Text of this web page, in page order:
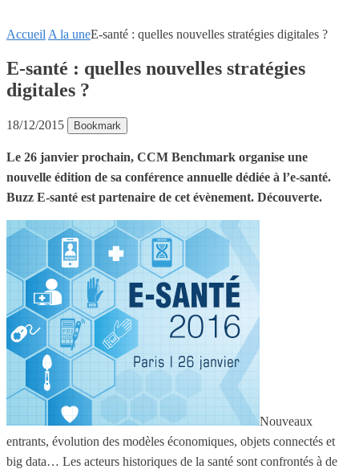
Accueil A la uneE-santé : quelles nouvelles stratégies digitales ?
E-santé : quelles nouvelles stratégies
digitales ?
18/12/2015 Bookmark
Le 26 janvier prochain, CCM Benchmark organise une
nouvelle édition de sa conférence annuelle dédiée à l’e-santé.
Buzz E-santé est partenaire de cet évènement. Découverte.
Nouveaux
entrants, évolution des modèles économiques, objets connectés et
big data… Les acteurs historiques de la santé sont confrontés à de